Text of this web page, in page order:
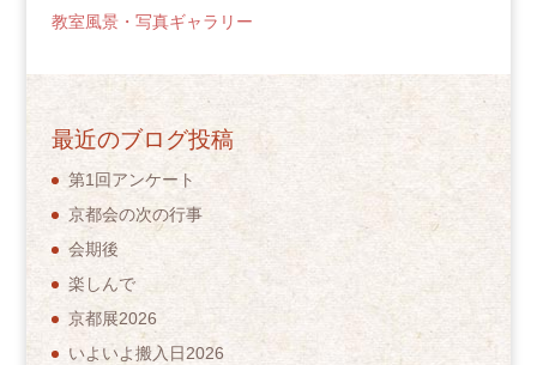
教室風景・写真ギャラリー
最近のブログ投稿
第1回アンケート
京都会の次の行事
会期後
楽しんで
京都展2026
いよいよ搬入日2026